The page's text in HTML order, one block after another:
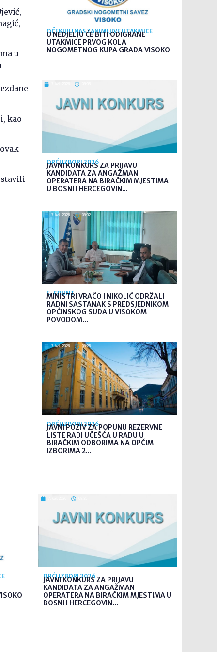
u
kao
OČEKUJU NAS ZANIMLJIVE UTAKMICE
U NEDJELJU ĆE BITI ODIGRANE
UTAKMICE PRVOG KOLA
NOGOMETNOG KUPA GRADA VISOKO
OPĆI IZBORI 2026
JAVNI KONKURS ZA PRIJAVU
KANDIDATA ZA ANGAŽMAN
OPERATERA NA BIRAČKIM MJESTIMA
U BOSNI I HERCEGOVIN...
7. kol. 2026 08:32
E-GRUNT
MINISTRI VRAČO I NIKOLIĆ ODRŽALI
RADNI SASTANAK S PREDSJEDNIKOM
OPĆINSKOG SUDA U VISOKOM
POVODOM...
7. kol. 2026 08:25
OPĆI IZBORI 2026
JAVNI POZIV ZA POPUNU REZERVNE
LISTE RADI UČEŠĆA U RADU U
BIRAČKIM ODBORIMA NA OPĆIM
IZBORIMA 2...
OPĆI IZBORI 2026
JAVNI KONKURS ZA PRIJAVU
KANDIDATA ZA ANGAŽMAN
OPERATERA NA BIRAČKIM MJESTIMA U
BOSNI I HERCEGOVIN...